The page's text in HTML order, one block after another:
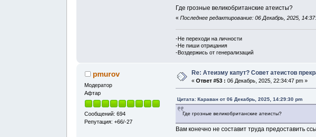
Где грозные великобританские атеисты?
«Последнее редактирование: 06 Декабрь, 2025,
-Не переходи на личности
-Не пиши отрицания
-Воздержись от генерализаций
pmurov
Модератор
Афтар
Сообщений: 694
Репутация: +66/-27
Re: Атеизму капут? Совет атеистов
«Ответ #53 : 06 Декабрь, 2025, 22:34:47 pm »
Цитата: Караван от 06 Декабрь, 2025, 14:29:30 pm
Где грозные великобританские атеисты?
Вам конечно не составит труда предоставить